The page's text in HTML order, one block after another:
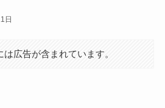
日
広告が含まれています。